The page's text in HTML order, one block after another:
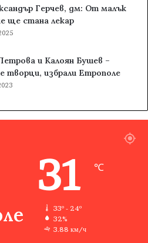
Герчев, дм: От малък
ще стана лекар
и Калоян Бушев –
творци, избрали Етрополе
31 ℃
33º - 24º
32%
3.88 км/ч